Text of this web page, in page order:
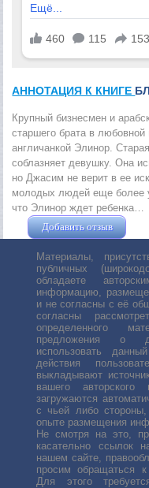
АННОТАЦИЯ К КНИГЕ
Крупный бизнесмен и
старшего брата в любовной
англичанкой Элинор.
соблазняет девушку. Она
но Джасим не верит в ее
молодых людей еще более
что Элинор ждет ребенка…
Добавить отзыв
Материалы,
публичных
обладаете
информацию,
и не согласны с её
согласны
определенного
предложения о
использовать
действия
выкладывают
вашего
загружаются
с чьей либо
опыте размещения
Не смотря на это,
касательно ссылок
нашем сайте,
просим обращаться
Для этого